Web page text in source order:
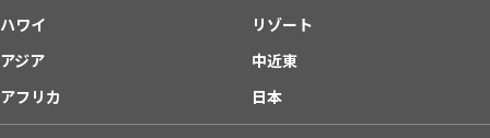
ハワイ
リゾート
アジア
中近東
アフリカ
日本